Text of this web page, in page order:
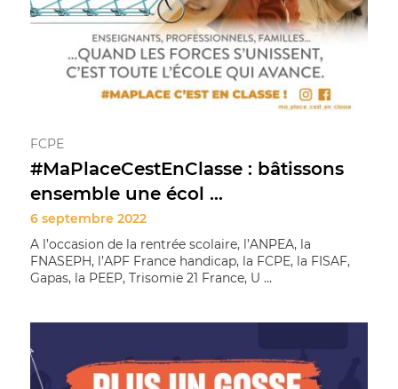
FCPE
#MaPlaceCestEnClasse : bâtissons
ensemble une écol ...
6 septembre 2022
A l’occasion de la rentrée scolaire, l’ANPEA, la
FNASEPH, l’APF France handicap, la FCPE, la FISAF,
Gapas, la PEEP, Trisomie 21 France, U ...